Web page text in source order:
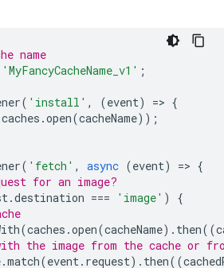
name
'MyFancyCacheName_v1' ;
( 'install' , (event) => {
caches .open(cacheName));
( 'fetch' , async (event) => {
for an image?
.destination === 'image' )
{
(caches .open(cacheName). then((
the image from the cache or
.match(event. request). then((